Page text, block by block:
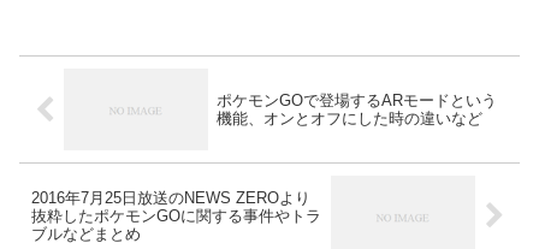
ポケモンGOで登場するARモードという
機能、オンとオフにした時の違いなど
2016年7月25日放送のNEWS ZEROより
抜粋したポケモンGOに関する事件やトラ
ブルなどまとめ